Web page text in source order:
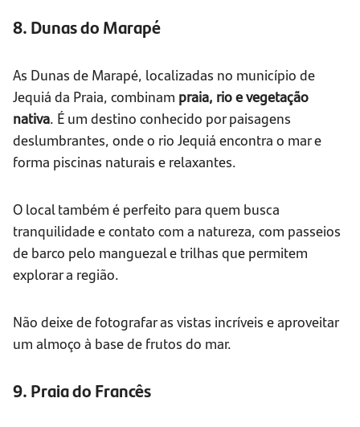
8. Dunas do Marapé
As Dunas de Marapé, localizadas no município de
Jequiá da Praia, combinam praia, rio e vegetação
nativa. É um destino conhecido por paisagens
deslumbrantes, onde o rio Jequiá encontra o mar e
forma piscinas naturais e relaxantes.
O local também é perfeito para quem busca
tranquilidade e contato com a natureza, com passeios
de barco pelo manguezal e trilhas que permitem
explorar a região.
Não deixe de fotografar as vistas incríveis e aproveitar
um almoço à base de frutos do mar.
9. Praia do Francês